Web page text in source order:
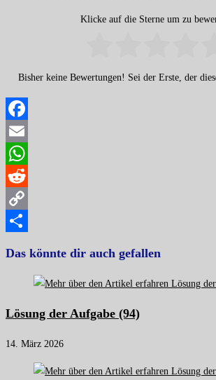
Klicke auf die Sterne um zu
Bisher keine Bewertungen! Sei der Erste, der
Facebook
Email
WhatsApp
Reddit
Copy
Das könnte dir auch gefallen
Lösung der Aufgabe (94)
14. März 2026